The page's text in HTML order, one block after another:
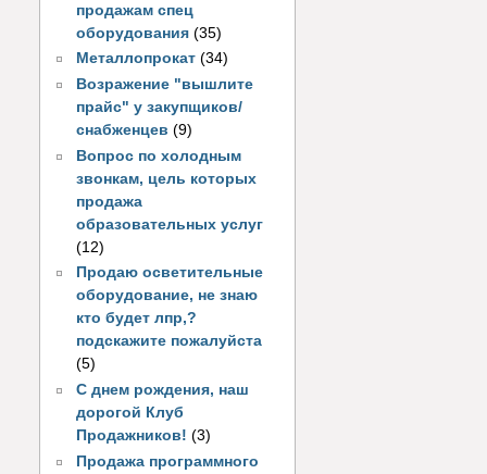
продажам спец
оборудования (35)
Металлопрокат (34)
Возражение "вышлите
прайс" у закупщиков/
снабженцев (9)
Вопрос по холодным
звонкам, цель которых
продажа
образовательных услуг
(12)
Продаю осветительные
оборудование, не знаю
кто будет лпр,?
подскажите пожалуйста
(5)
С днем рождения, наш
дорогой Клуб
Продажников! (3)
Продажа программного